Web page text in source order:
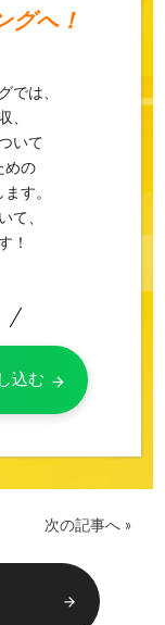
グへ！
では、
、
いて
めの
す。
て、
！
込む arrow_forward
次の記事へ »
arrow_forward